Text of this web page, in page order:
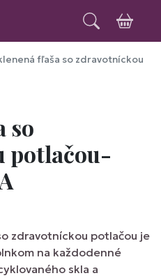
fľaša so zdravotníckou
so
potlačou-
zdravotníckou potlačou je
na každodenné
skla a